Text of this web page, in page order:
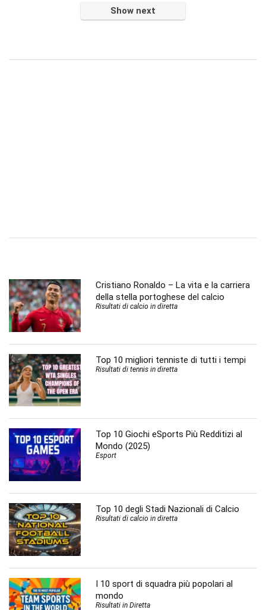
Show next
Cristiano Ronaldo – La vita e la carriera
della stella portoghese del calcio
Risultati di calcio in diretta
Top 10 migliori tenniste di tutti i tempi
Risultati di tennis in diretta
Top 10 Giochi eSports Più Redditizi al
Mondo (2025)
Esport
Top 10 degli Stadi Nazionali di Calcio
Risultati di calcio in diretta
I 10 sport di squadra più popolari al
mondo
Risultati in Diretta